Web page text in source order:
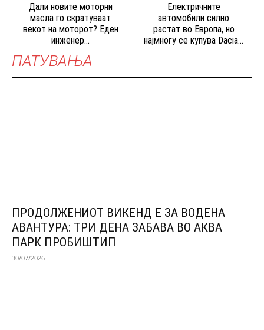
Дали новите моторни
масла го скратуваат
векот на моторот? Еден
инженер...
Електричните
автомобили силно
растат во Европа, но
најмногу се купува Dacia...
ПАТУВАЊА
ПРОДОЛЖЕНИОТ ВИКЕНД Е ЗА ВОДЕНА
АВАНТУРА: ТРИ ДЕНА ЗАБАВА ВО АКВА
ПАРК ПРОБИШТИП
30/07/2026